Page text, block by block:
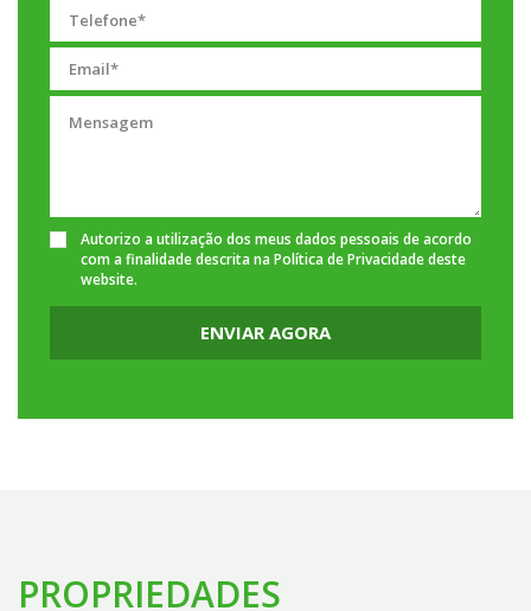
Autorizo a utilização dos meus dados pessoais de acordo
com a finalidade descrita na Política de Privacidadedeste
website.
ENVIAR AGORA
PROPRIEDADES